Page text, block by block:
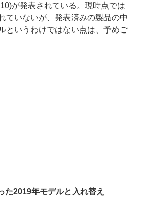
が発表されている。現時点では
ていないが、発表済みの製品の中
というわけではない点は、予めご
た2019年モデルと入れ替え